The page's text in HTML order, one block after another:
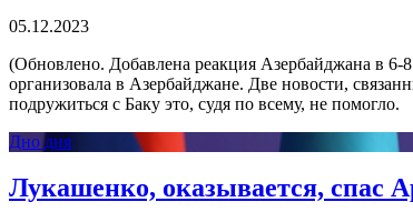
05.12.2023
(Обновлено. Добавлена реакция Азербайджана в 6-
организовала в Азербайджане. Две новости,
подружиться с Баку это, судя по всему, не помогло.
Дно дня
Лукашенко, оказывается, спас